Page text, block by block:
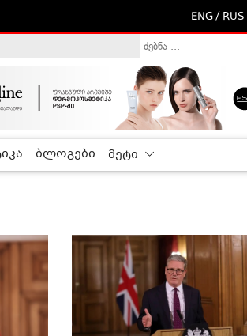
ENG / RUS
ბლოგები მეტი